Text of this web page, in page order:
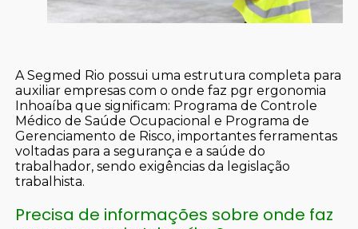
A Segmed Rio possui uma estrutura completa para
auxiliar empresas com o onde faz pgr ergonomia
Inhoaíba que significam: Programa de Controle
Médico de Saúde Ocupacional e Programa de
Gerenciamento de Risco, importantes ferramentas
voltadas para a segurança e a saúde do
trabalhador, sendo exigências da legislação
trabalhista.
Precisa de informações sobre onde faz